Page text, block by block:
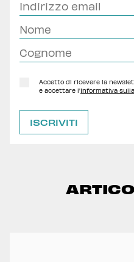
Accetto di ricevere la
e accettare l'Informativa